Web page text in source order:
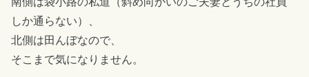
しか通らない）、
北側は田んぼなので、
そこまで気になりません。